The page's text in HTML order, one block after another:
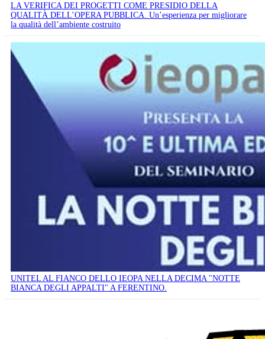
LA VERIFICA DEI PROGETTI COME PRESIDIO DELLA
QUALITÀ DELL’OPERA PUBBLICA. Un’esperienza per migliorare
la qualità dell’ambiente costruito
UNITEL AL FIANCO DELLO IEOPA NELLA DECIMA "NOTTE
BIANCA DEGLI APPALTI" A FERENTINO.